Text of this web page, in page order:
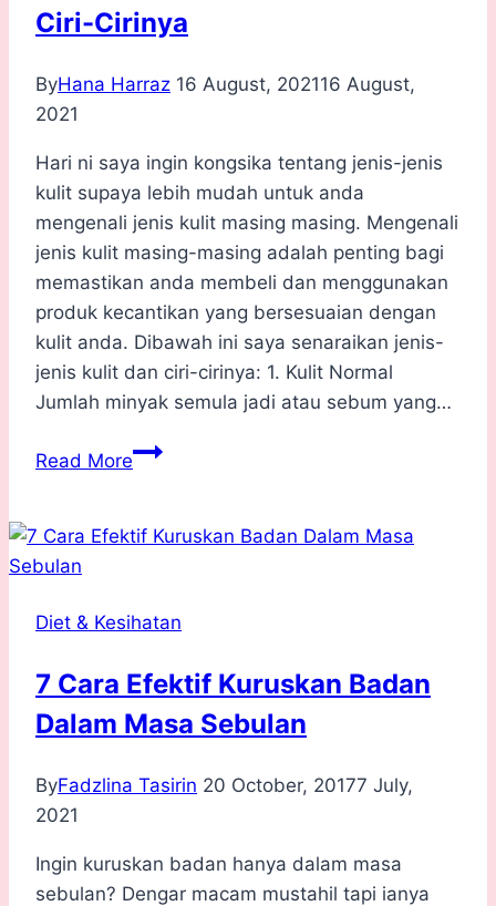
Ciri-Cirinya
ByHana Harraz 16 August, 202116 August,
2021
Hari ni saya ingin kongsika tentang jenis-jenis
kulit supaya lebih mudah untuk anda
mengenali jenis kulit masing masing. Mengenali
jenis kulit masing-masing adalah penting bagi
memastikan anda membeli dan menggunakan
produk kecantikan yang bersesuaian dengan
kulit anda. Dibawah ini saya senaraikan jenis-
jenis kulit dan ciri-cirinya: 1. Kulit Normal
Jumlah minyak semula jadi atau sebum yang…
Read MoreKetahui
Kulit
Ciri-
Diet & Kesihatan
7 Cara Efektif Kuruskan Badan
Dalam Masa Sebulan
ByFadzlina Tasirin 20 October, 20177 July,
2021
Ingin kuruskan badan hanya dalam masa
sebulan? Dengar macam mustahil tapi ianya